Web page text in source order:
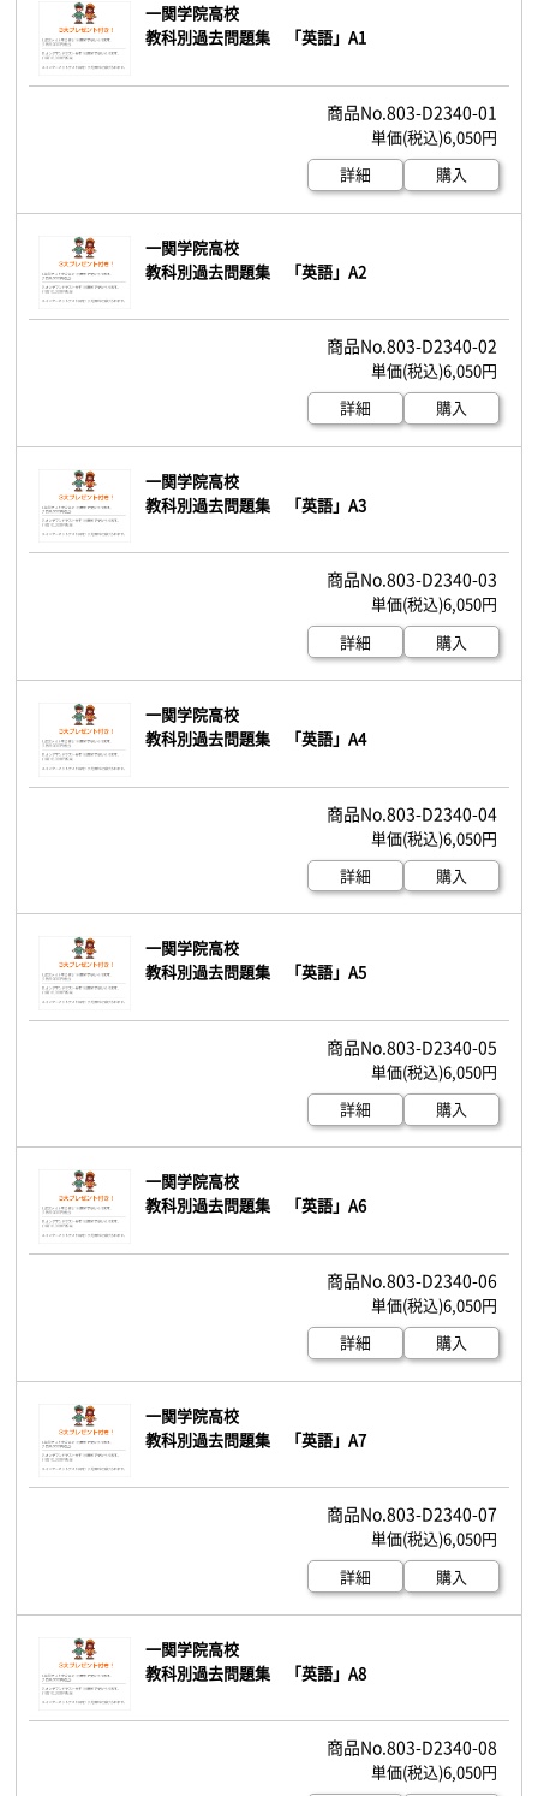
一関学院高校
教科別過去問題集 「英語」A1
803-D2340-01
6,050円
詳細
購入
一関学院高校
教科別過去問題集 「英語」A2
803-D2340-02
6,050円
詳細
購入
一関学院高校
教科別過去問題集 「英語」A3
803-D2340-03
6,050円
詳細
購入
一関学院高校
教科別過去問題集 「英語」A4
803-D2340-04
6,050円
詳細
購入
一関学院高校
教科別過去問題集 「英語」A5
803-D2340-05
6,050円
詳細
購入
一関学院高校
教科別過去問題集 「英語」A6
803-D2340-06
6,050円
詳細
購入
一関学院高校
教科別過去問題集 「英語」A7
803-D2340-07
6,050円
詳細
購入
一関学院高校
教科別過去問題集 「英語」A8
803-D2340-08
6,050円